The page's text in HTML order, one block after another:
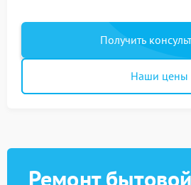
Получить
Наши цены
Ремонт